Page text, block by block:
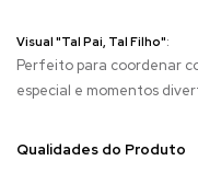
Visual "Tal Pai, Tal Filho":
Perfeito para coordenar
especial e momentos
Qualidades do Produto